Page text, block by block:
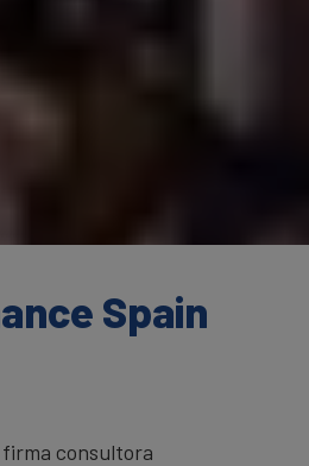
Spain
consultora